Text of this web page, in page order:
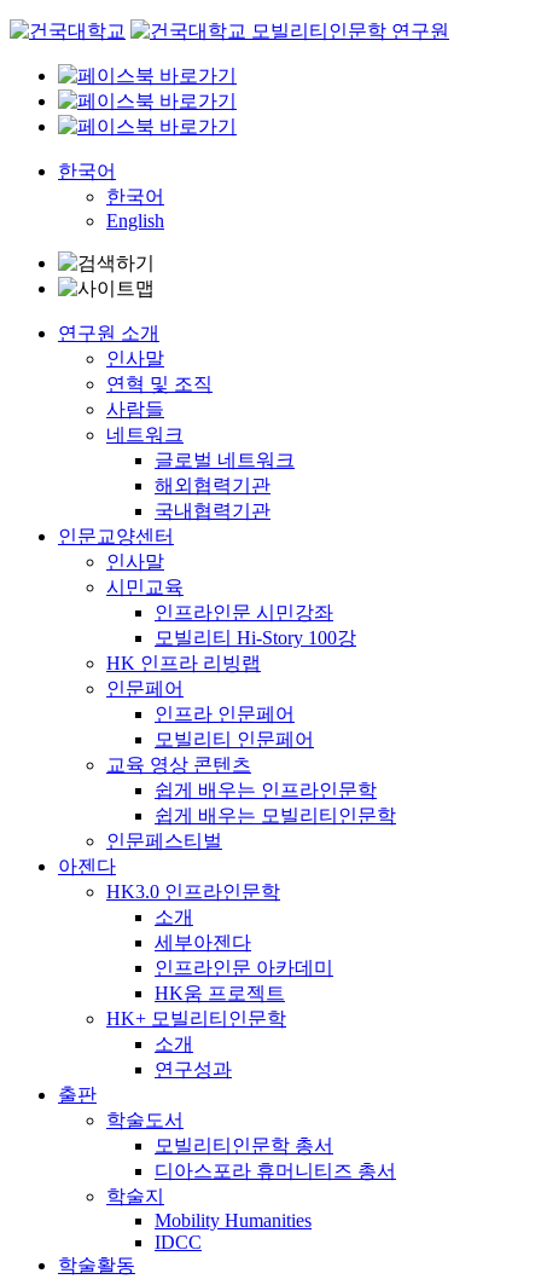
Skip
content
한국어
한국어
English
연구원 소개
인사말
연혁 및 조직
사람들
네트워크
글로벌 네트워크
해외협력기관
국내협력기관
인문교양센터
인사말
시민교육
인프라인문 시민강좌
모빌리티 Hi-Story 100강
HK 인프라 리빙랩
인문페어
인프라 인문페어
모빌리티 인문페어
교육 영상 콘텐츠
쉽게 배우는 인프라인문학
쉽게 배우는 모빌리티인문학
인문페스티벌
아젠다
HK3.0 인프라인문학
소개
세부아젠다
인프라인문 아카데미
HK움 프로젝트
HK+ 모빌리티인문학
소개
연구성과
출판
학술도서
모빌리티인문학 총서
디아스포라 휴머니티즈 총서
학술지
Mobility Humanities
IDCC
학술활동